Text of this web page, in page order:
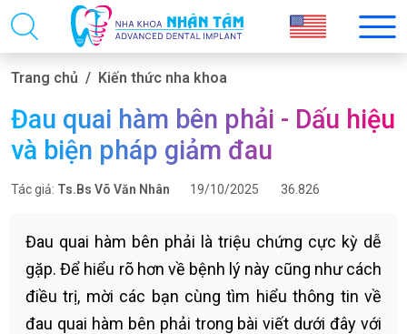
Trang chủ Kiến thức nha khoa
Đau quai hàm bên phải - Dấu hiệu
và biện pháp giảm đau
Tác giả: Ts.Bs Võ Văn Nhân 19/10/2025 36.826
Đau quai hàm bên phải là triệu chứng cực kỳ dễ
gặp. Để hiểu rõ hơn về bệnh lý này cũng như cách
điều trị, mời các bạn cùng tìm hiểu thông tin về
đau quai hàm bên phải trong bài viết dưới đây với